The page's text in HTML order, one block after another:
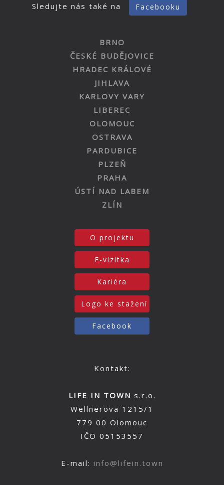
Sledujte nás také na Facebooku
BRNO
ČESKÉ BUDĚJOVICE
HRADEC KRÁLOVÉ
JIHLAVA
KARLOVY VARY
LIBEREC
OLOMOUC
OSTRAVA
PARDUBICE
PLZEŇ
PRAHA
ÚSTÍ NAD LABEM
ZLÍN
O projektu
E-vizitka
Kariéra
Logo ke stažení
Facebook
Kontakt:
LIFE IN TOWN s.r.o.
Wellnerova 1215/1
779 00 Olomouc
IČO 05153557
E-mail: info@lifein.town